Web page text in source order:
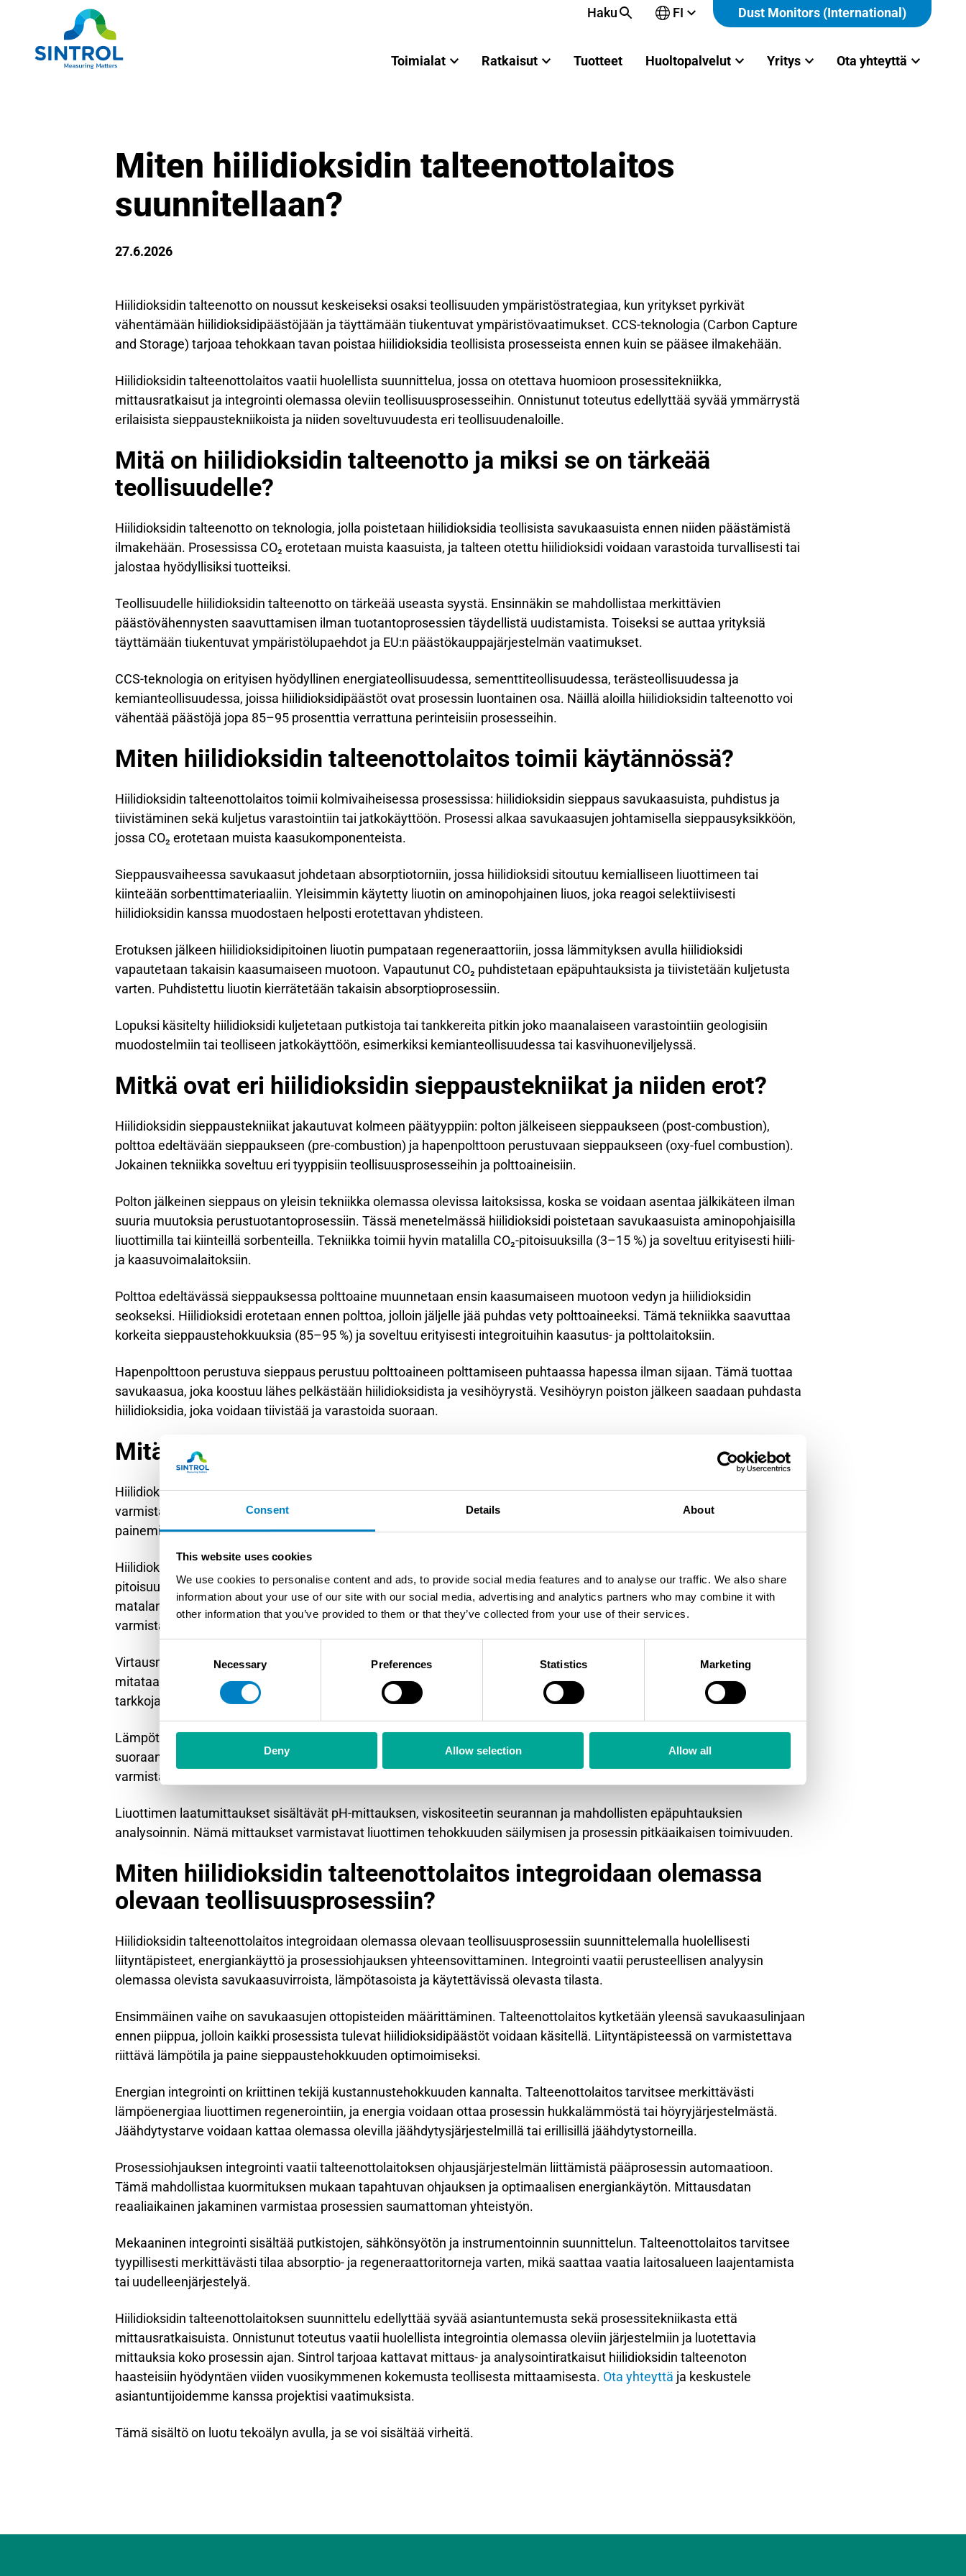
Consent Details About
This website uses cookies
We use cookies to personalise content and ads, to provide social media features and to analyse our traffic. We also share
information about your use of our site with our social media, advertising and analytics partners who may combine it with
other information that you’ve provided to them or that they’ve collected from your use of their services.
Selection
Necessary Preferences Statistics Marketing
Deny Allow selection Allow all
Haku FI Dust Monitors (International)
Toimialat Ratkaisut Tuotteet Huoltopalvelut Yritys Ota yhteyttä
Miten hiilidioksidin talteenottolaitos
suunnitellaan?
27.6.2026
Hiilidioksidin talteenotto on noussut keskeiseksi osaksi teollisuuden ympäristöstrategiaa, kun yritykset pyrkivät
vähentämään hiilidioksidipäästöjään ja täyttämään tiukentuvat ympäristövaatimukset. CCS-teknologia (Carbon Capture
and Storage) tarjoaa tehokkaan tavan poistaa hiilidioksidia teollisista prosesseista ennen kuin se pääsee ilmakehään.
Hiilidioksidin talteenottolaitos vaatii huolellista suunnittelua, jossa on otettava huomioon prosessitekniikka,
mittausratkaisut ja integrointi olemassa oleviin teollisuusprosesseihin. Onnistunut toteutus edellyttää syvää ymmärrystä
erilaisista sieppaustekniikoista ja niiden soveltuvuudesta eri teollisuudenaloille.
Mitä on hiilidioksidin talteenotto ja miksi se on tärkeää
teollisuudelle?
Hiilidioksidin talteenotto on teknologia, jolla poistetaan hiilidioksidia teollisista savukaasuista ennen niiden päästämistä
ilmakehään. Prosessissa CO₂ erotetaan muista kaasuista, ja talteen otettu hiilidioksidi voidaan varastoida turvallisesti tai
jalostaa hyödyllisiksi tuotteiksi.
Teollisuudelle hiilidioksidin talteenotto on tärkeää useasta syystä. Ensinnäkin se mahdollistaa merkittävien
päästövähennysten saavuttamisen ilman tuotantoprosessien täydellistä uudistamista. Toiseksi se auttaa yrityksiä
täyttämään tiukentuvat ympäristölupaehdot ja EU:n päästökauppajärjestelmän vaatimukset.
CCS-teknologia on erityisen hyödyllinen energiateollisuudessa, sementtiteollisuudessa, terästeollisuudessa ja
kemianteollisuudessa, joissa hiilidioksidipäästöt ovat prosessin luontainen osa. Näillä aloilla hiilidioksidin talteenotto voi
vähentää päästöjä jopa 85–95 prosenttia verrattuna perinteisiin prosesseihin.
Miten hiilidioksidin talteenottolaitos toimii käytännössä?
Hiilidioksidin talteenottolaitos toimii kolmivaiheisessa prosessissa: hiilidioksidin sieppaus savukaasuista, puhdistus ja
tiivistäminen sekä kuljetus varastointiin tai jatkokäyttöön. Prosessi alkaa savukaasujen johtamisella sieppausyksikköön,
jossa CO₂ erotetaan muista kaasukomponenteista.
Sieppausvaiheessa savukaasut johdetaan absorptiotorniin, jossa hiilidioksidi sitoutuu kemialliseen liuottimeen tai
kiinteään sorbenttimateriaaliin. Yleisimmin käytetty liuotin on aminopohjainen liuos, joka reagoi selektiivisesti
hiilidioksidin kanssa muodostaen helposti erotettavan yhdisteen.
Erotuksen jälkeen hiilidioksidipitoinen liuotin pumpataan regeneraattoriin, jossa lämmityksen avulla hiilidioksidi
vapautetaan takaisin kaasumaiseen muotoon. Vapautunut CO₂ puhdistetaan epäpuhtauksista ja tiivistetään kuljetusta
varten. Puhdistettu liuotin kierrätetään takaisin absorptioprosessiin.
Lopuksi käsitelty hiilidioksidi kuljetetaan putkistoja tai tankkereita pitkin joko maanalaiseen varastointiin geologisiin
muodostelmiin tai teolliseen jatkokäyttöön, esimerkiksi kemianteollisuudessa tai kasvihuoneviljelyssä.
Mitkä ovat eri hiilidioksidin sieppaustekniikat ja niiden erot?
Hiilidioksidin sieppaustekniikat jakautuvat kolmeen päätyyppiin: polton jälkeiseen sieppaukseen (post-combustion),
polttoa edeltävään sieppaukseen (pre-combustion) ja hapenpolttoon perustuvaan sieppaukseen (oxy-fuel combustion).
Jokainen tekniikka soveltuu eri tyyppisiin teollisuusprosesseihin ja polttoaineisiin.
Polton jälkeinen sieppaus on yleisin tekniikka olemassa olevissa laitoksissa, koska se voidaan asentaa jälkikäteen ilman
suuria muutoksia perustuotantoprosessiin. Tässä menetelmässä hiilidioksidi poistetaan savukaasuista aminopohjaisilla
liuottimilla tai kiinteillä sorbenteilla. Tekniikka toimii hyvin matalilla CO₂-pitoisuuksilla (3–15 %) ja soveltuu erityisesti hiili-
ja kaasuvoimalaitoksiin.
Polttoa edeltävässä sieppauksessa polttoaine muunnetaan ensin kaasumaiseen muotoon vedyn ja hiilidioksidin
seokseksi. Hiilidioksidi erotetaan ennen polttoa, jolloin jäljelle jää puhdas vety polttoaineeksi. Tämä tekniikka saavuttaa
korkeita sieppaustehokkuuksia (85–95 %) ja soveltuu erityisesti integroituihin kaasutus- ja polttolaitoksiin.
Hapenpolttoon perustuva sieppaus perustuu polttoaineen polttamiseen puhtaassa hapessa ilman sijaan. Tämä tuottaa
savukaasua, joka koostuu lähes pelkästään hiilidioksidista ja vesihöyrystä. Vesihöyryn poiston jälkeen saadaan puhdasta
hiilidioksidia, joka voidaan tiivistää ja varastoida suoraan.
Mitä mittauslaitteita hiilidioksidin talteenottolaitos tarvitsee?
Hiilidioksidin talteenottolaitos tarvitsee monipuolisia mittauslaitteita prosessin tehokkaan valvonnan ja optimoinnin
varmistamiseksi. Keskeisimpiä mittauksia ovat hiilidioksidipitoisuuden jatkuva seuranta, virtausmittaukset, lämpötila- ja
painemittaukset sekä liuottimen laatumittaukset.
Hiilidioksidimittaus on kriittisin mittausparametri koko prosessissa. Sisääntulovirtauksessa mitataan savukaasujen CO₂-
pitoisuus tyypillisesti infrapunaspektrometreillä tai kaasuanalysaattoreilla. Ulostulovirtauksessa tarvitaan tarkkoja
matalan pitoisuuden mittareita sieppaustehokkuuden määrittämiseksi. Puhdistetun hiilidioksidin puhtausmittaukset
varmistavat tuotteen laadun jatkokäyttöä varten.
Virtausmittaukset ovat välttämättömiä massataseiden laskemiseksi ja prosessin optimoimiseksi. Savukaasuvirtaukset
mitataan yleensä differentiaalipaineantureilla tai ultraäänivirtausmittareilla. Nestemäisten liuottimien virtaukset vaativat
tarkkoja magneettisia tai Coriolis-virtausmittareita.
Lämpötila- ja painemittaukset ohjaavat absorptio- ja desorptioprosesseja. Absorptiotornin lämpötilaprofiili vaikuttaa
suoraan sieppaustehokkuuteen, kun taas regeneraattorin lämpötila määrittää energiankulutuksen. Painemittaukset
varmistavat optimaalisen prosessiohjauksen ja turvallisuuden.
Liuottimen laatumittaukset sisältävät pH-mittauksen, viskositeetin seurannan ja mahdollisten epäpuhtauksien
analysoinnin. Nämä mittaukset varmistavat liuottimen tehokkuuden säilymisen ja prosessin pitkäaikaisen toimivuuden.
Miten hiilidioksidin talteenottolaitos integroidaan olemassa
olevaan teollisuusprosessiin?
Hiilidioksidin talteenottolaitos integroidaan olemassa olevaan teollisuusprosessiin suunnittelemalla huolellisesti
liityntäpisteet, energiankäyttö ja prosessiohjauksen yhteensovittaminen. Integrointi vaatii perusteellisen analyysin
olemassa olevista savukaasuvirroista, lämpötasoista ja käytettävissä olevasta tilasta.
Ensimmäinen vaihe on savukaasujen ottopisteiden määrittäminen. Talteenottolaitos kytketään yleensä savukaasulinjaan
ennen piippua, jolloin kaikki prosessista tulevat hiilidioksidipäästöt voidaan käsitellä. Liityntäpisteessä on varmistettava
riittävä lämpötila ja paine sieppaustehokkuuden optimoimiseksi.
Energian integrointi on kriittinen tekijä kustannustehokkuuden kannalta. Talteenottolaitos tarvitsee merkittävästi
lämpöenergiaa liuottimen regenerointiin, ja energia voidaan ottaa prosessin hukkalämmöstä tai höyryjärjestelmästä.
Jäähdytystarve voidaan kattaa olemassa olevilla jäähdytysjärjestelmillä tai erillisillä jäähdytystorneilla.
Prosessiohjauksen integrointi vaatii talteenottolaitoksen ohjausjärjestelmän liittämistä pääprosessin automaatioon.
Tämä mahdollistaa kuormituksen mukaan tapahtuvan ohjauksen ja optimaalisen energiankäytön. Mittausdatan
reaaliaikainen jakaminen varmistaa prosessien saumattoman yhteistyön.
Mekaaninen integrointi sisältää putkistojen, sähkönsyötön ja instrumentoinnin suunnittelun. Talteenottolaitos tarvitsee
tyypillisesti merkittävästi tilaa absorptio- ja regeneraattoritorneja varten, mikä saattaa vaatia laitosalueen laajentamista
tai uudelleenjärjestelyä.
Hiilidioksidin talteenottolaitoksen suunnittelu edellyttää syvää asiantuntemusta sekä prosessitekniikasta että
mittausratkaisuista. Onnistunut toteutus vaatii huolellista integrointia olemassa oleviin järjestelmiin ja luotettavia
mittauksia koko prosessin ajan. Sintrol tarjoaa kattavat mittaus- ja analysointiratkaisut hiilidioksidin talteenoton
haasteisiin hyödyntäen viiden vuosikymmenen kokemusta teollisesta mittaamisesta. Ota yhteyttä ja keskustele
asiantuntijoidemme kanssa projektisi vaatimuksista.
Tämä sisältö on luotu tekoälyn avulla, ja se voi sisältää virheitä.